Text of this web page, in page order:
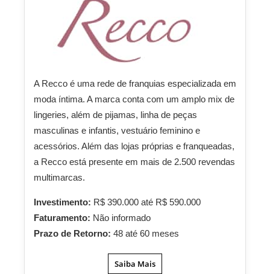
A Recco é uma rede de franquias especializada em
moda íntima. A marca conta com um amplo mix de
lingeries, além de pijamas, linha de peças
masculinas e infantis, vestuário feminino e
acessórios. Além das lojas próprias e franqueadas,
a Recco está presente em mais de 2.500 revendas
multimarcas.
Investimento: R$ 390.000 até R$ 590.000
Faturamento: Não informado
Prazo de Retorno: 48 até 60 meses
Saiba Mais